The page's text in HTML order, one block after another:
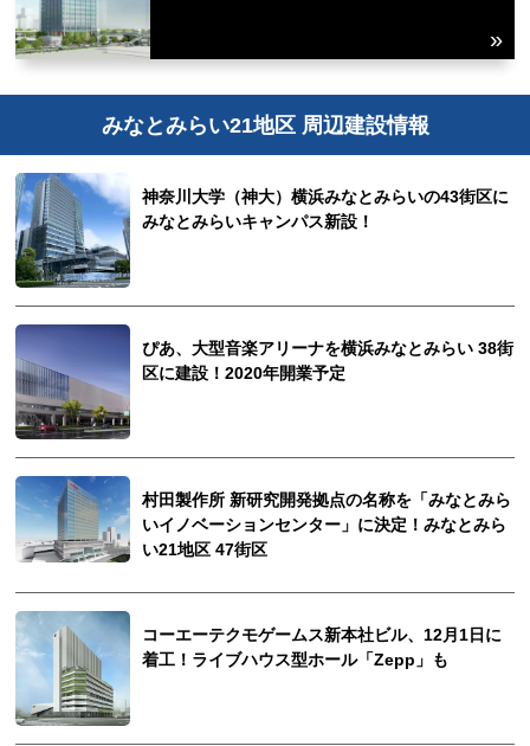
みなとみらい21地区 周辺建設情報
神奈川大学（神大）横浜みなとみらいの43街区に
みなとみらいキャンパス新設！
ぴあ、大型音楽アリーナを横浜みなとみらい 38街
区に建設！2020年開業予定
村田製作所 新研究開発拠点の名称を「みなとみら
いイノベーションセンター」に決定！みなとみら
い21地区 47街区
コーエーテクモゲームス新本社ビル、12月1日に
着工！ライブハウス型ホール「Zepp」も